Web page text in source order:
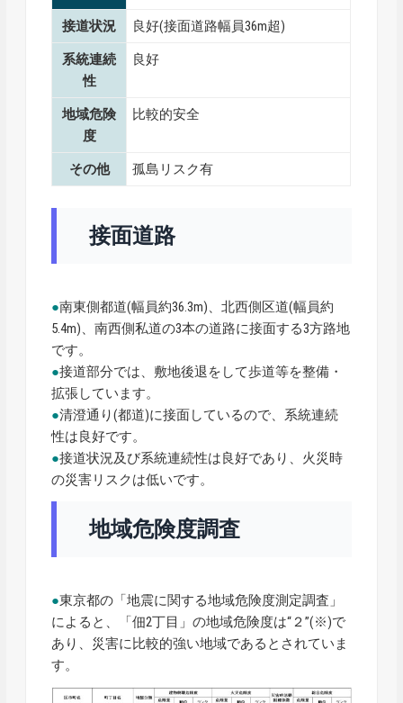
接道状況 良好(接面道路幅員36m超)
系統連続
性
良好
地域危険
度
比較的安全
その他 孤島リスク有
接面道路
●南東側都道(幅員約36.3m)、北西側区道(幅員約
5.4m)、南西側私道の3本の道路に接面する3方路地
です。
●接道部分では、敷地後退をして歩道等を整備・
拡張しています。
●清澄通り(都道)に接面しているので、系統連続
性は良好です。
●接道状況及び系統連続性は良好であり、火災時
の災害リスクは低いです。
地域危険度調査
●東京都の「地震に関する地域危険度測定調査」
によると、「佃2丁目」の地域危険度は“２”(※)で
あり、災害に比較的強い地域であるとされていま
す。